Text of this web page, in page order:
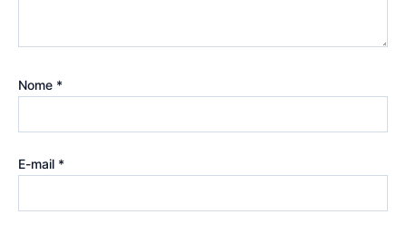
Nome *
E-mail *